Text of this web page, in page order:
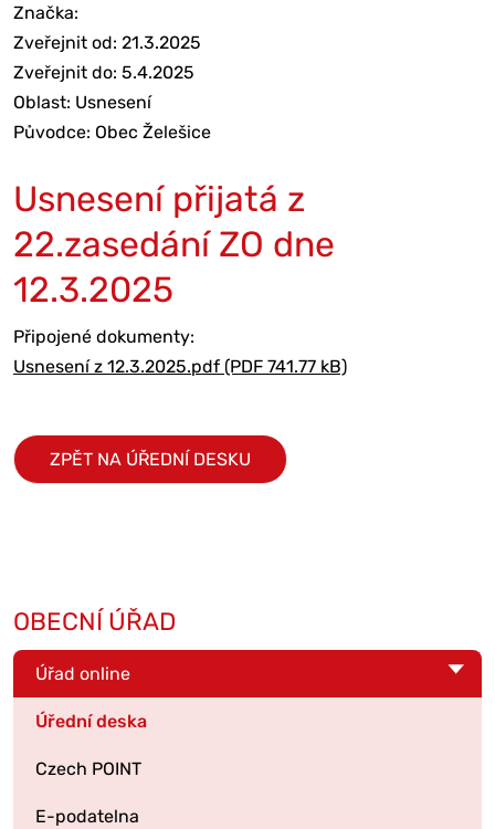
Značka:
Zveřejnit od: 21.3.2025
Zveřejnit do: 5.4.2025
Oblast: Usnesení
Původce: Obec Želešice
Usnesení přijatá z
22.zasedání ZO dne
12.3.2025
Připojené dokumenty:
Usnesení z 12.3.2025.pdf (PDF 741.77 kB)
ZPĚT NA ÚŘEDNÍ DESKU
OBECNÍ ÚŘAD
Úřad online
Úřední deska
Czech POINT
E-podatelna